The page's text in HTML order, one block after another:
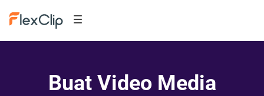
Buat Video Media